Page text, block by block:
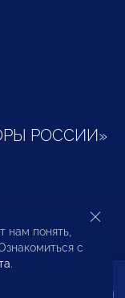
РОССИИ»
и
нам понять,
с
.